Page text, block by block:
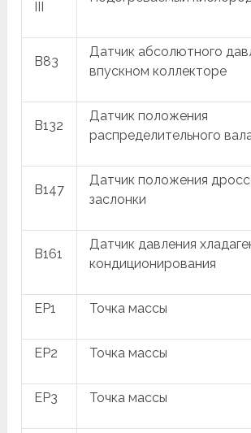
III
B83
Датчик абсолютного
впускном коллекторе
B132
Датчик положения
распределительного
B147
Датчик положения
заслонки
B161
Датчик давления
кондиционирования
EP1 Точка массы
EP2 Точка массы
EP3 Точка массы